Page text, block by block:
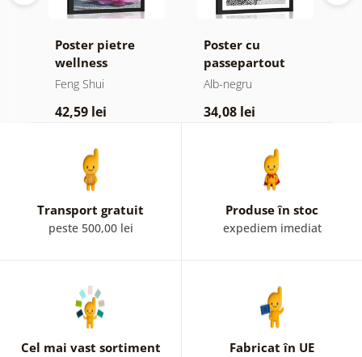
Poster pietre
wellness
Feng Shui
42,59 lei
Poster cu
passepartout
Mandala florală
negru
Alb-negru
34,08 lei
Transport gratuit
peste 500,00 lei
Produse în stoc
expediem imediat
Cel mai vast sortiment Fabricat în UE